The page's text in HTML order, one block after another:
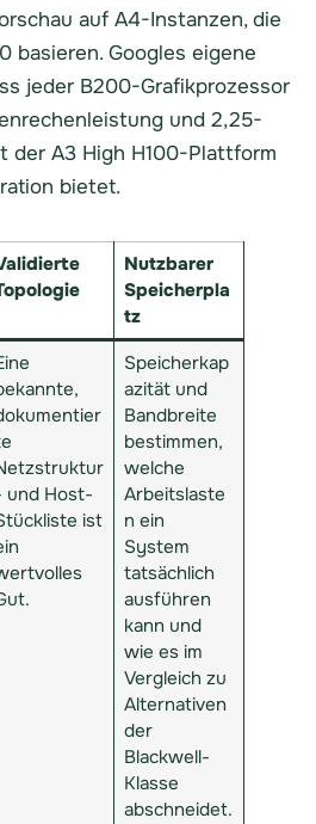
auf A4-Instanzen, die
basieren. Googles eigene
jeder B200-Grafikprozessor
und 2,25-
der A3 High H100-Plattform
bietet.
Nutzbarer
Speicherpla
tz
und Host-
ist
Speicherkap
azität und
Bandbreite
bestimmen,
welche
Arbeitslaste
n ein
System
tatsächlich
ausführen
kann und
wie es im
Vergleich zu
Alternativen
der
Blackwell-
Klasse
abschneidet.